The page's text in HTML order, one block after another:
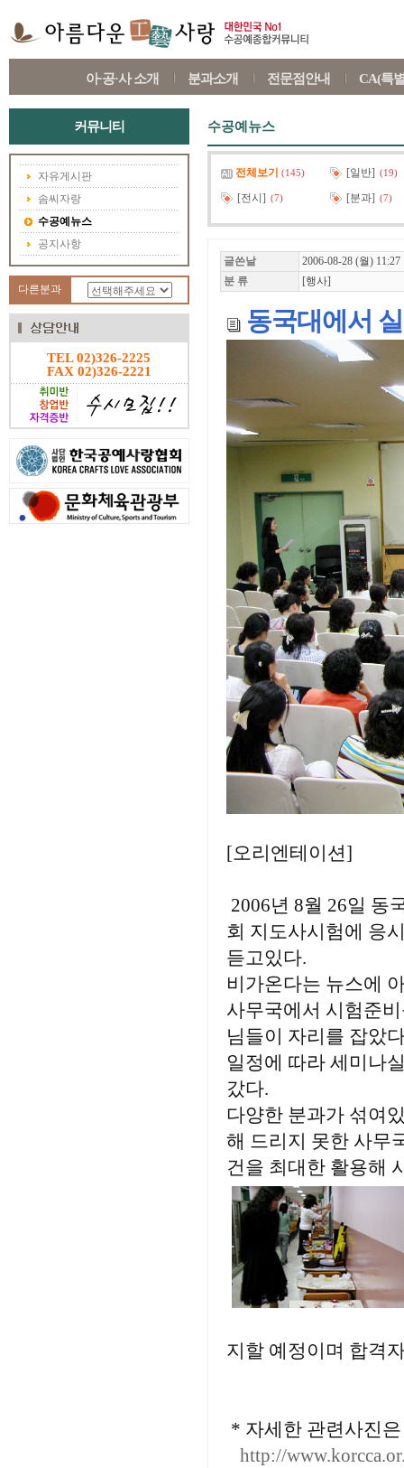
아·공·사 소개 분과소개 전문점안내 CA(특
커뮤니티
자유게시판
솜씨자랑
수공예뉴스
공지사항
다른분과
TEL 02)326-2225
FAX 02)326-2221
수공예뉴스
전체보기 (145) [일반] (19)
[전시] (7) [분과] (7)
글쓴날
2006-08-28 (월) 11:27
분 류
[행사]
동국대에서
[오리엔테이션]
2006년 8월 26일 동
회 지도사시험에 응
듣고있다.
비가온다는 뉴스에
사무국에서 시험준
님들이 자리를 잡았
일정에 따라 세미나
갔다.
다양한 분과가 섞여
해 드리지 못한 사무
건을 최대한 활용해
지할 예정이며 합격
* 자세한 관련사진
http://